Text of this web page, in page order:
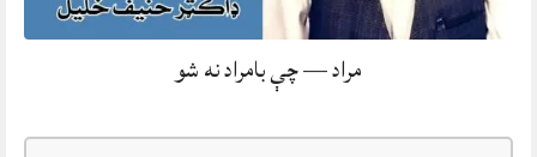
مراد — چې بامراد نه شو